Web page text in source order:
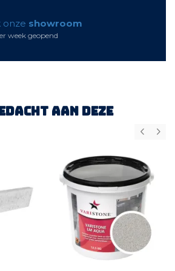
onze showroom
week geopend
aan deze